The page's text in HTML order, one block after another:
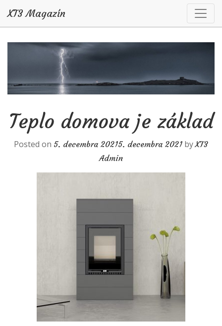
XT3 Magazín
Teplo domova je základ
Posted on 5. decembra 20215. decembra 2021 byXT3
Admin